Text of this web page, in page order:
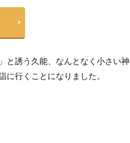
と誘う久能、なんとなく小さい神
行くことになりました。